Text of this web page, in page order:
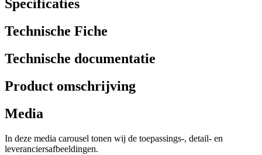
Specificaties
Technische Fiche
Technische documentatie
Product omschrijving
Media
In deze media carousel tonen wij de toepassings-, detail- en
leveranciersafbeeldingen.